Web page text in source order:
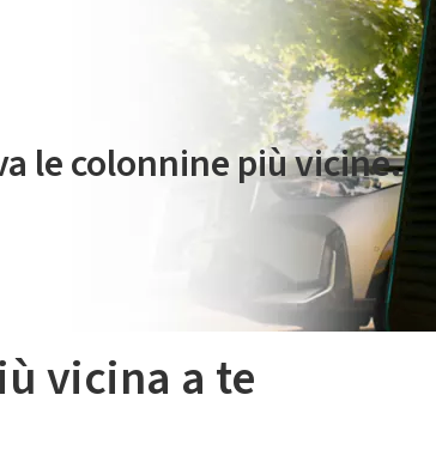
elettrica è gestito da Plenitude On The Road
le colonnine più vicine.
vicina a te